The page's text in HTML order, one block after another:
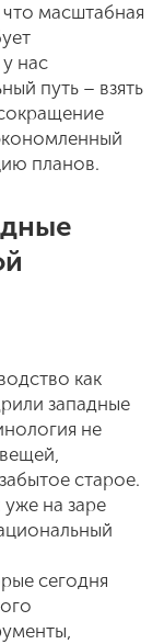
масштабная
нас
путь – взять
планов.
как
западные
не
старое.
на заре
сегодня